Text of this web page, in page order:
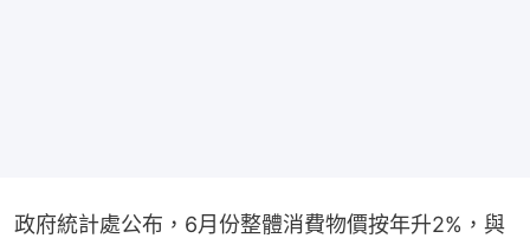
政府統計處公布，6月份整體消費物價按年升2%，與